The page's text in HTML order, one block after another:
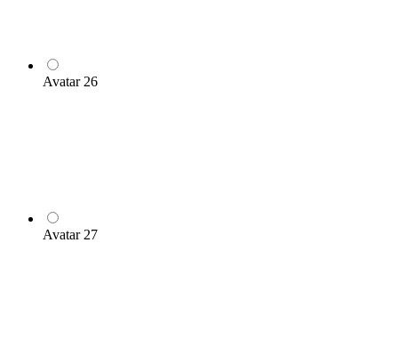
Avatar 26
Avatar 27